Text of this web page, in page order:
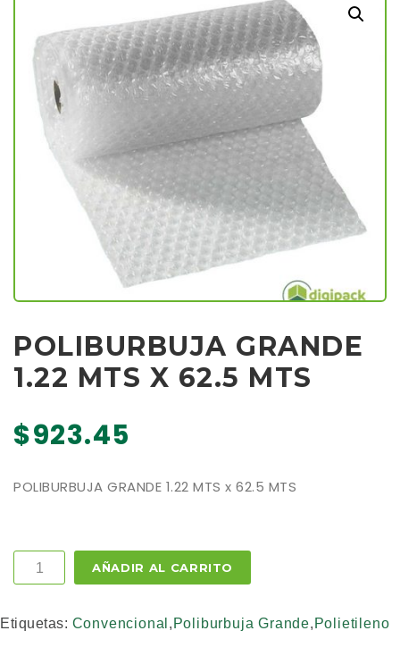
POLIBURBUJA GRANDE
1.22 MTS X 62.5 MTS
$923.45
POLIBURBUJA GRANDE 1.22 MTS x 62.5 MTS
Cantidad
AÑADIR AL CARRITO
Etiquetas: Convencional , Poliburbuja Grande, Polietileno